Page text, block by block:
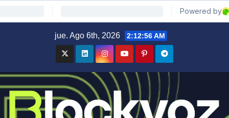
jue. Ago 6th, 2026 2:12:57 AM